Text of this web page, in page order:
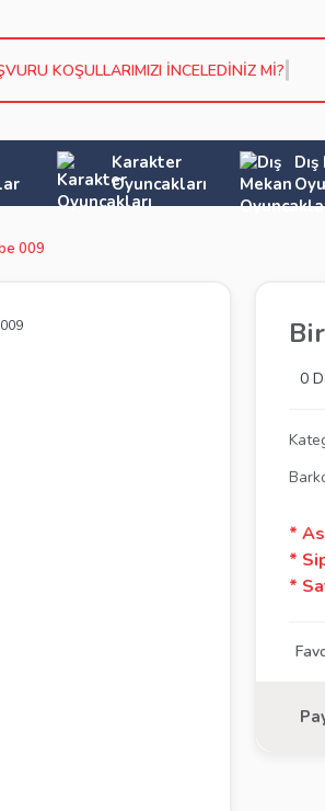
KOŞULLARIMIZI İNCELEDİNİZ Mİ?
Karakter
Oyuncakları
009
0
*
*
*